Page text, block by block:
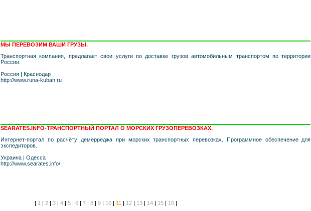
МЫ ПЕРЕВОЗИМ ВАШИ ГРУЗЫ.
Транспортная компания, предлагает свои услуги по доставке грузов автомобильным транспортом по территории
России.
Россия | Краснодар
http://www.runa-kuban.ru
SEARATES.INFO-ТРАНСПОРТНЫЙ ПОРТАЛ О МОРСКИХ ГРУЗОПЕРЕВОЗКАХ.
Интернет-портал по расчёту демерреджа при морских транспортных перевозках. Программное обеспечение для
экспедиторов.
Украина | Одесса
http://www.searates.info/
| 1 | 2 | 3 | 4 | 5 | 6 | 7 | 8 | 9 | 10 | 11 | 12 | 13 | 14 | 15 | 16 |